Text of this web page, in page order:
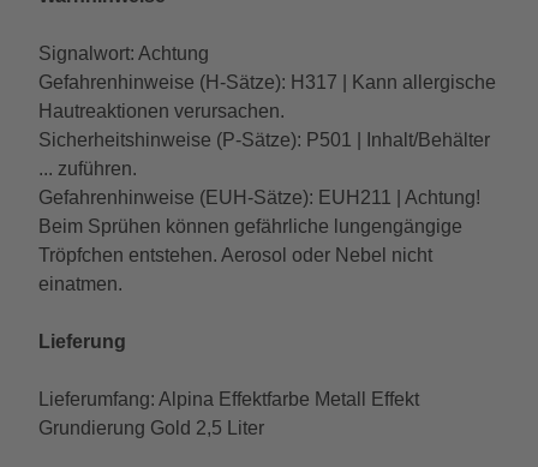
Signalwort: Achtung
Gefahrenhinweise (H-Sätze): H317 | Kann allergische
Hautreaktionen verursachen.
Sicherheitshinweise (P-Sätze): P501 | Inhalt/Behälter
... zuführen.
Gefahrenhinweise (EUH-Sätze): EUH211 | Achtung!
Beim Sprühen können gefährliche lungengängige
Tröpfchen entstehen. Aerosol oder Nebel nicht
einatmen.
Lieferung
Lieferumfang: Alpina Effektfarbe Metall Effekt
Grundierung Gold 2,5 Liter